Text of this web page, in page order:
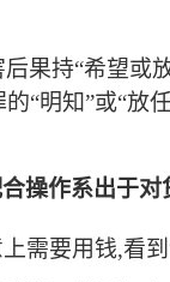
后果持“希望或
“明知”或“放任
操作系出于对
需要用钱,看到